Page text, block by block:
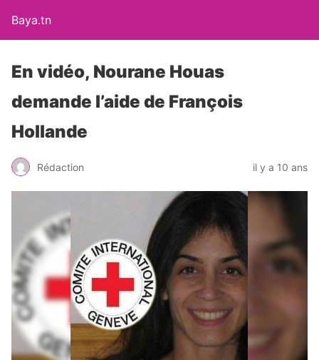
Baya.tn
En vidéo, Nourane Houas
demande l’aide de François
Hollande
Rédaction il y a 10 ans